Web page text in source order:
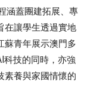
涵蓋團建拓展、專
在讓學生透過實地
蘇青年展示澳門多
科技的同時，亦強
素養與家國情懷的